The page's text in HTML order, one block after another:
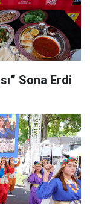
Sona Erdi